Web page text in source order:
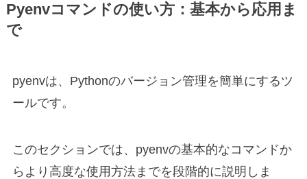
Pyenvコマンドの使い方：基本から応用ま
で
pyenvは、Pythonのバージョン管理を簡単にするツ
ールです。
このセクションでは、pyenvの基本的なコマンドか
らより高度な使用方法までを段階的に説明しま